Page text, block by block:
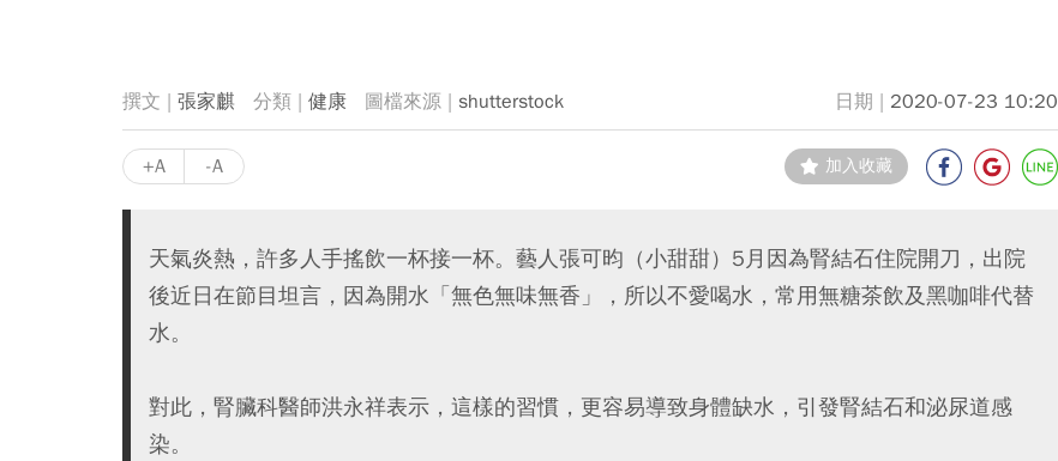
張家麒 健康 shutterstock 2020-07-23 10:20
+A -A 加入收藏
天氣炎熱，許多人手搖飲一杯接一杯。藝人張可昀（小甜甜）5月因為腎結石住院開刀，出院
後近日在節目坦言，因為開水「無色無味無香」，所以不愛喝水，常用無糖茶飲及黑咖啡代替
水。
對此，腎臟科醫師洪永祥表示，這樣的習慣，更容易導致身體缺水，引發腎結石和泌尿道感
染。